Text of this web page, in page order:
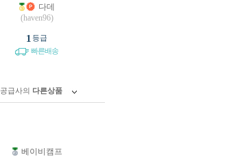
다데
(haven96)
1 등급
빠른배송
공급사의 다른상품
베이비캠프